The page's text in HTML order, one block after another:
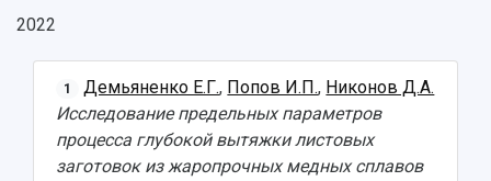
2022
1 Демьяненко Е.Г., Попов И.П., Никонов Д.А.
Исследование предельных параметров
процесса глубокой вытяжки листовых
заготовок из жаропрочных медных сплавов